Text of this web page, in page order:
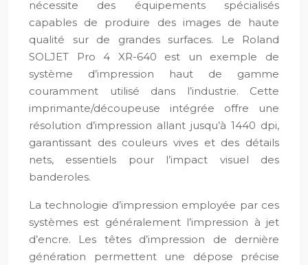
nécessite des équipements spécialisés
capables de produire des images de haute
qualité sur de grandes surfaces. Le Roland
SOLJET Pro 4 XR-640 est un exemple de
système d’impression haut de gamme
couramment utilisé dans l’industrie. Cette
imprimante/découpeuse intégrée offre une
résolution d’impression allant jusqu’à 1440 dpi,
garantissant des couleurs vives et des détails
nets, essentiels pour l’impact visuel des
banderoles.
La technologie d’impression employée par ces
systèmes est généralement l’impression à jet
d’encre. Les têtes d’impression de dernière
génération permettent une dépose précise